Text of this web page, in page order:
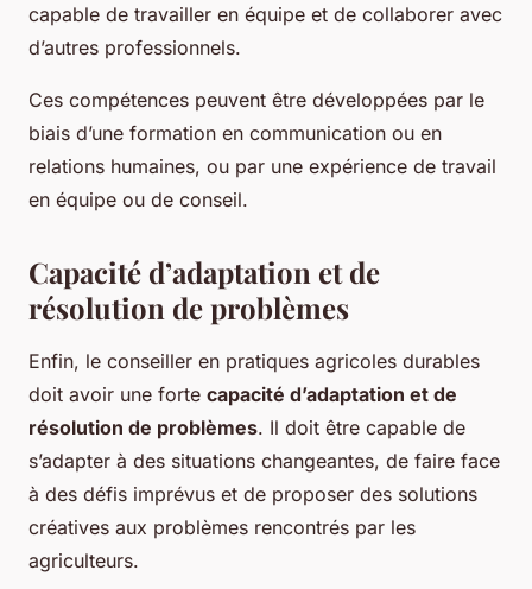
capable de travailler en équipe et de collaborer avec
d’autres professionnels.
Ces compétences peuvent être développées par le
biais d’une formation en communication ou en
relations humaines, ou par une expérience de travail
en équipe ou de conseil.
Capacité d’adaptation et de
résolution de problèmes
Enfin, le conseiller en pratiques agricoles durables
doit avoir une forte capacité d’adaptation et de
résolution de problèmes. Il doit être capable de
s’adapter à des situations changeantes, de faire face
à des défis imprévus et de proposer des solutions
créatives aux problèmes rencontrés par les
agriculteurs.